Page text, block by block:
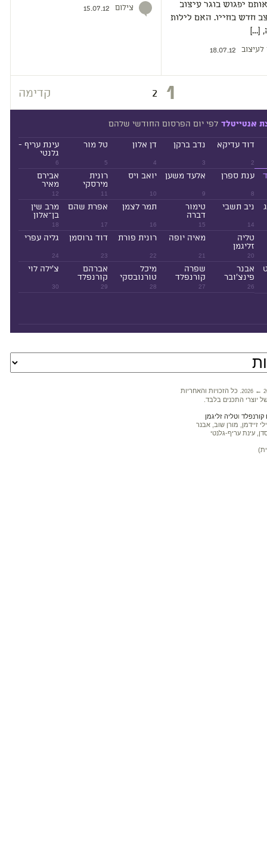
יפגוש בוגר עיצוב
חדש בחייו. האם לילות
[…]
לעיצוב 18.07.12
צילום 15.07.12
1
2 קדימה
אנטייטלד לפי יום הפרסום החודשי שלהם
2
דוד עדיקא
3
נדב ברקן
4
דן אלון
5
טל מור
6
עינת עריף -
גלנטי
8
ענת ספרן
9
אלעד משען
10
יואב ויס
11
רונית
מירסקי
12
אבירם
מאיר
14
ניב תשבי
15
טימור
דברה
16
תמר לצמן
17
אפרת שהם
18
מרב שין
בן־אלון
20
טליה
זליגמן
21
מאיה יופה
22
רונית פורת
23
דוד גרוסמן
24
גליה עפרי
26
אבנר
פינצ'ובר
27
שפרה
קורנפלד
28
מיכל
טורנובסקי
29
אברהם
קורנפלד
30
צ'ילה לוי
2026 ←
. כל הזכויות והאחריות
יוצרי התכנים בלבד.
וטליה זליגמן
זיידמן, מורן שוב, אבנר
עינת עריף-גלנטי